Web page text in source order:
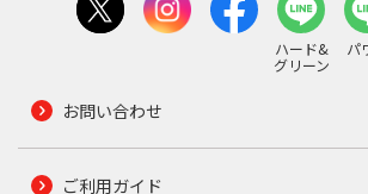
ハード&
グリーン
パ
お問い合わせ
ご利用ガイド